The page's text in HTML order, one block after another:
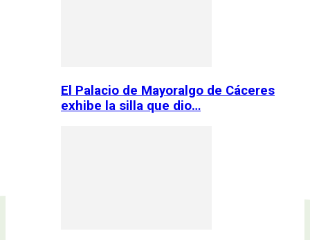
El Palacio de Mayoralgo de Cáceres
exhibe la silla que dio…